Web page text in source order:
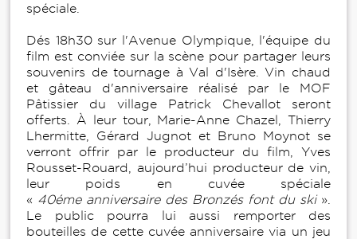
spéciale.
Dés 18h30 sur l'Avenue Olympique, l'équipe du
film est conviée sur la scène pour partager leurs
souvenirs de tournage à Val d'Isère. Vin chaud
et gâteau d'anniversaire réalisé par le MOF
Pâtissier du village Patrick Chevallot seront
offerts. À leur tour, Marie-Anne Chazel, Thierry
Lhermitte, Gérard Jugnot et Bruno Moynot se
verront offrir par le producteur du film, Yves
Rousset-Rouard, aujourd’hui producteur de vin,
leur poids en cuvée spéciale
« 40émeanniversaire des Bronzés font du ski ».
Le public pourra lui aussi remporter des
bouteilles de cette cuvée anniversaire via un jeu